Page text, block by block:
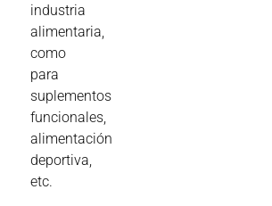
industria
alimentaria,
como
para
suplementos
funcionales,
alimentación
deportiva,
etc.